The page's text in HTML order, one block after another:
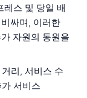
레스 및 당일 배
싸며, 이러한
자원의 동원을
리, 서비스 수
서비스